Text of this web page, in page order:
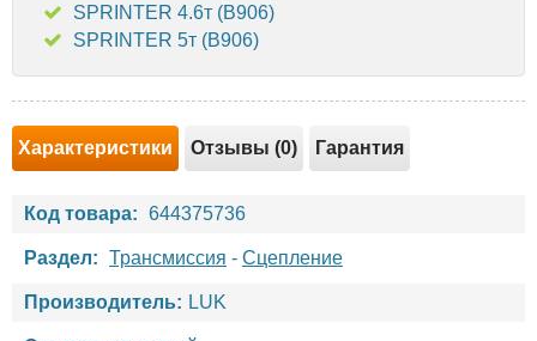
SPRINTER 4.6т (B906)
SPRINTER 5т (B906)
Характеристики Отзывы (0) Гарантия
Код товара: 644375736
Раздел: Трансмиссия - Сцепление
Производитель: LUK